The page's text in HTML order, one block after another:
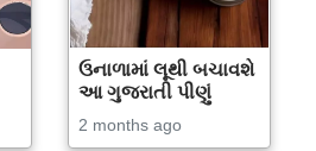
ઉનાળામાં લૂથી બચાવશે
આ ગુજરાતી પીણું
2 months ago